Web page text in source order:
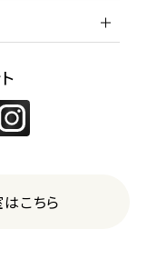
こちら